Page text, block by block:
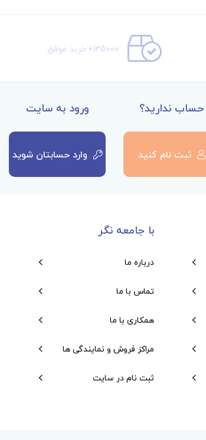
135000+ خرید موفق
ورود به سایت
وارد حسابتان شوید
حساب ندارید؟
ثبت نام کنید
با جامعه نگر
درباره ما
تماس با ما
همکاری با ما
مراکز فروش و نمایندگی ها
ثبت نام در سایت